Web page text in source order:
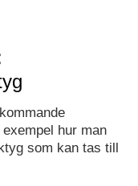
hur man
som kan tas till